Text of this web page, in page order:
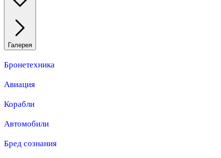
Галерея
Бронетехника
Авиация
Корабли
Автомобили
Бред сознания